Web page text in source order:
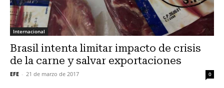
Internacional
Brasil intenta limitar impacto de crisis
de la carne y salvar exportaciones
EFE - 21 de marzo de 2017 0